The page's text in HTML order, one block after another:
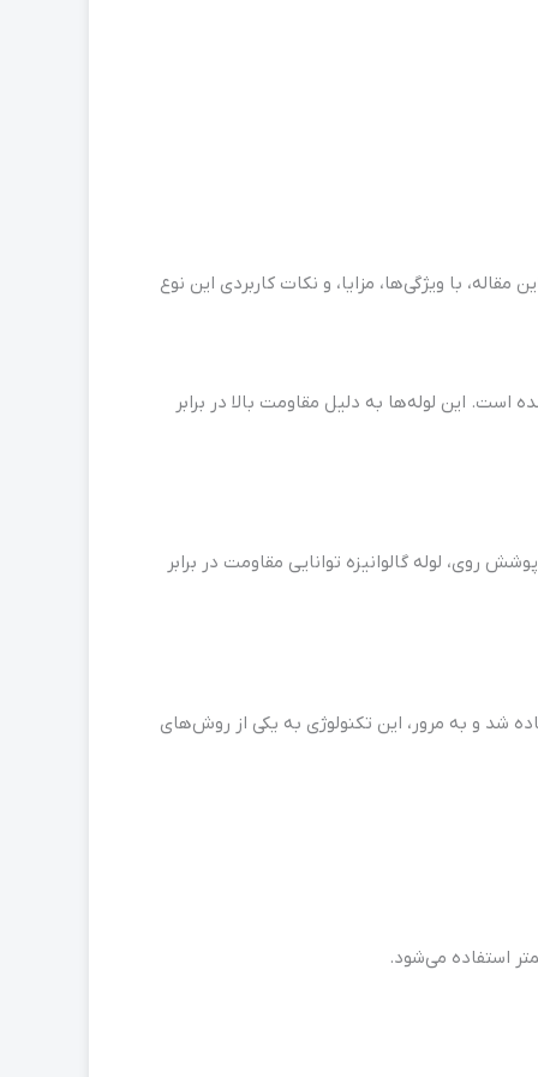
با ویژگی‌ها، مزایا، و نکات کاربردی این نوع
این لوله‌ها به دلیل مقاومت بالا در برابر
روی، لوله گالوانیزه توانایی مقاومت در برابر
شد و به مرور، این تکنولوژی به یکی از روش‌های
استفاده می‌شود.